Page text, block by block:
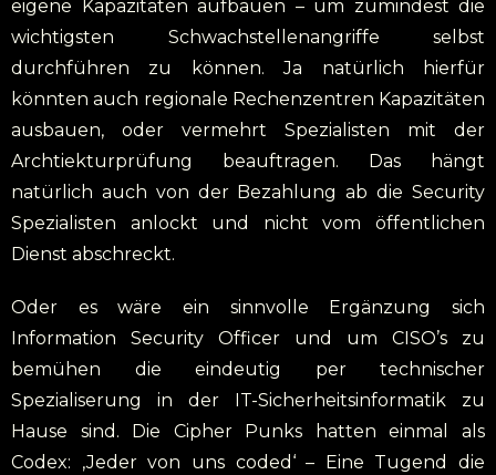
eigene Kapazitäten aufbauen – um zumindest die
wichtigsten Schwachstellenangriffe selbst
durchführen zu können. Ja natürlich hierfür
könnten auch regionale Rechenzentren Kapazitäten
ausbauen, oder vermehrt Spezialisten mit der
Archtiekturprüfung beauftragen. Das hängt
natürlich auch von der Bezahlung ab die Security
Spezialisten anlockt und nicht vom öffentlichen
Dienst abschreckt.
Oder es wäre ein sinnvolle Ergänzung sich
Information Security Officer und um CISO’s zu
bemühen die eindeutig per technischer
Spezialiserung in der IT-Sicherheitsinformatik zu
Hause sind. Die Cipher Punks hatten einmal als
Codex: ‚Jeder von uns coded‘ – Eine Tugend die